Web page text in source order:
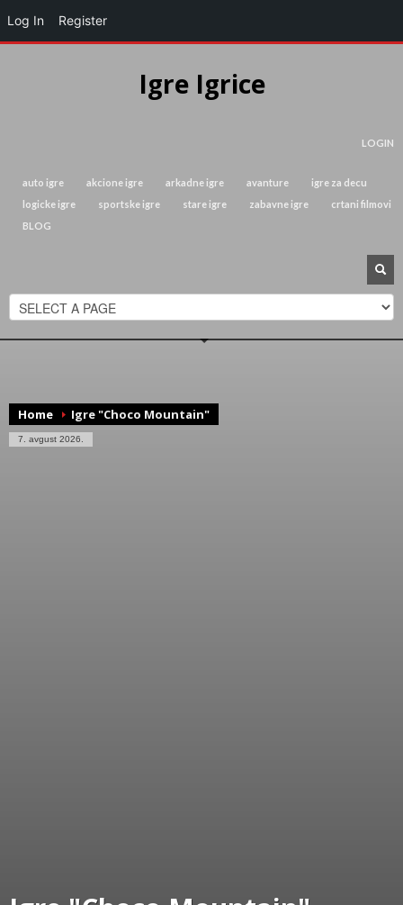
Igre Igrice
LOGIN
auto igre akcione igre arkadne igre avanture
igre za decu
logicke igre
sportske igre stare igre zabavne igre
crtani filmovi
BLOG
Home Igre "Choco Mountain"
7. avgust 2026.
Log In Register